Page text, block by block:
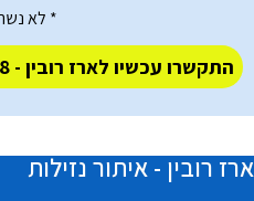
* לא
התקשרו עכשיו לארז רובין - 050-528-2928
ארז רובין - איתור נזילות